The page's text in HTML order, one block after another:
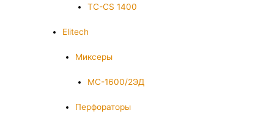
TC-CS 1400
Elitech
Миксеры
МС-1600/2ЭД
Перфораторы